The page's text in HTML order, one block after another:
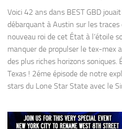
Voici 42 ans dans BEST GBD
débarquant à Austin sur les traces
nouveau roi de cet État à l’étoile
manquer de propulser le tex-mex
des plus riches horizons soniques.
Texas ! 2éme épisode de notre
stars du Lone Star State avec le